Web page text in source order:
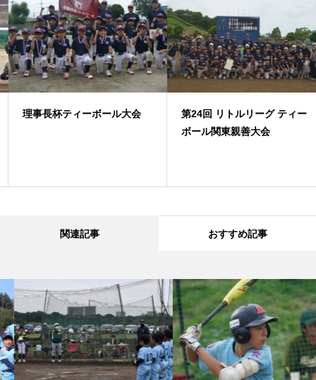
理事長杯ティーボール大会
第24回 リトルリーグ ティー
ボール関東親善大会
関連記事 おすすめ記事